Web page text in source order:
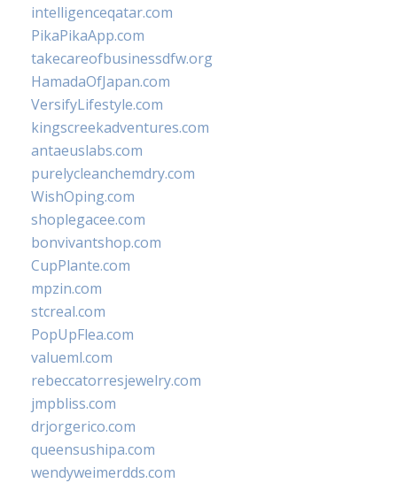
intelligenceqatar.com
PikaPikaApp.com
takecareofbusinessdfw.org
HamadaOfJapan.com
VersifyLifestyle.com
kingscreekadventures.com
antaeuslabs.com
purelycleanchemdry.com
WishOping.com
shoplegacee.com
bonvivantshop.com
CupPlante.com
mpzin.com
stcreal.com
PopUpFlea.com
valueml.com
rebeccatorresjewelry.com
jmpbliss.com
drjorgerico.com
queensushipa.com
wendyweimerdds.com